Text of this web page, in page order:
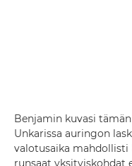
Benjamin kuvasi
Unkarissa auringon
valotusaika
runsaat yksityiskohdat